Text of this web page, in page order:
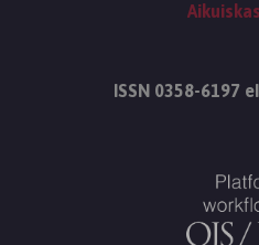
ISSN 0358-6197